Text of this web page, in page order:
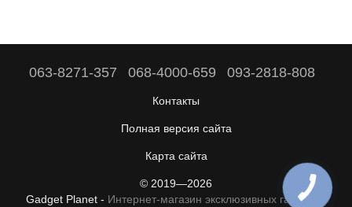
063-8271-357 068-4000-659 093-2818-808
Контакты
Полная версия сайта
Карта сайта
© 2019—2026
Gadget Planet - Интернет-магазин эксклюзивных гаджетов